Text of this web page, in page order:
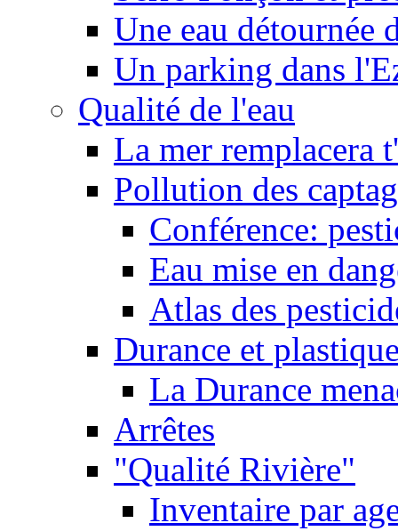
Une eau détournée
Un parking dans
Qualité de l'eau
La mer remplacera
Pollution des
Conférence:
Eau mise en
Atlas des
Durance et
La Durance
Arrêtes
"Qualité Rivière"
Inventaire par